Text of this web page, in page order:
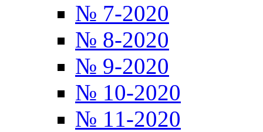
№ 7-2020
№ 8-2020
№ 9-2020
№ 10-2020
№ 11-2020